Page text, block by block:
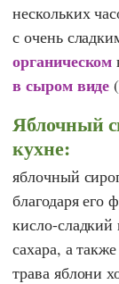
нескольких
с очень
органическом
в сыром виде
Яблочный
кухне:
яблочный
благодаря
кисло-сладкий
сахара, а
трава яблони